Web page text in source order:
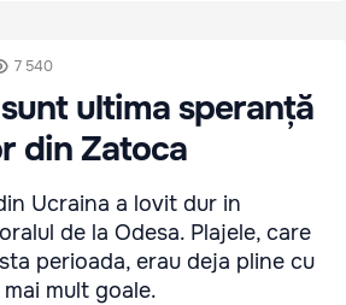
7 540
ultima speranță
din Zatoca
Ucraina a lovit dur in
de la Odesa. Plajele, care
perioada, erau deja pline cu
mult goale.